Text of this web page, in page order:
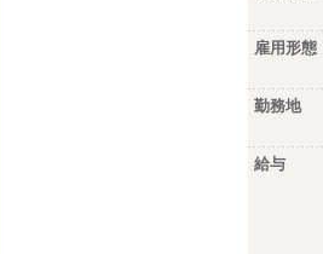
雇用形態
勤務地
給与